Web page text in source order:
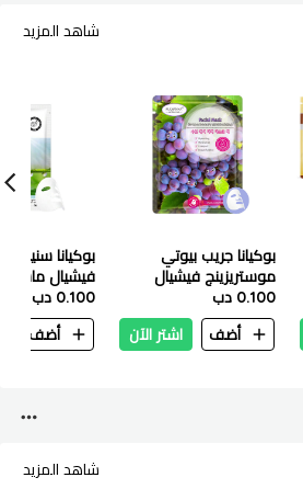
شاهد المزيد
بوكيانا جريب بيوتي
موستريزينج فيشيال
ماسك ٢٥ ملي
0.100 دب
أضف
اشتر الآن
بوكيانا سنيل
فيشيال ماسك ٢٥ ملي
0.100 دب
أضف
شاهد المزيد